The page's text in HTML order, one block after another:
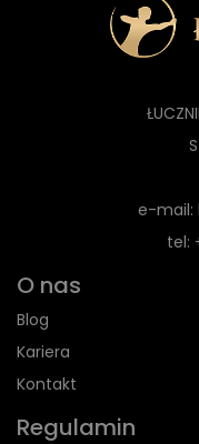
e-mail:
tel:
O nas
Blog
Kariera
Kontakt
Regulamin